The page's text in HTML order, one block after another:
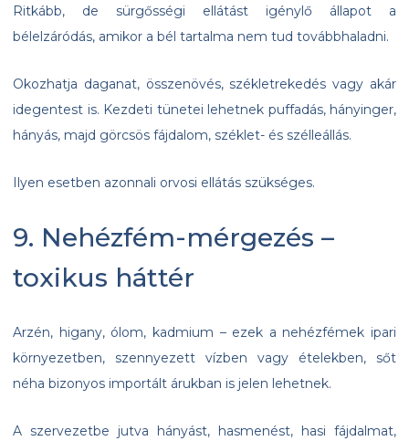
Ritkább, de sürgősségi ellátást igénylő állapot a
bélelzáródás, amikor a bél tartalma nem tud továbbhaladni.
Okozhatja daganat, összenövés, székletrekedés vagy akár
idegentest is. Kezdeti tünetei lehetnek puffadás, hányinger,
hányás, majd görcsös fájdalom, széklet- és szélleállás.
Ilyen esetben azonnali orvosi ellátás szükséges.
9. Nehézfém-mérgezés –
toxikus háttér
Arzén, higany, ólom, kadmium – ezek a nehézfémek ipari
környezetben, szennyezett vízben vagy ételekben, sőt
néha bizonyos importált árukban is jelen lehetnek.
A szervezetbe jutva hányást, hasmenést, hasi fájdalmat,